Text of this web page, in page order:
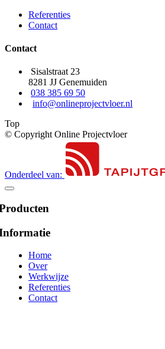
Referenties
Contact
Contact
Sisalstraat 23
8281 JJ Genemuiden
038 385 69 50
info@onlineprojectvloer.nl
Top
© Copyright Online Projectvloer
Onderdeel van:
Home
Over
Werkwijze
Referenties
Contact